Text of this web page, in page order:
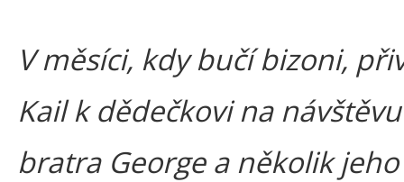
V měsíci, kdy bučí bizoni,
Kail k dědečkovi na
bratra George a několik